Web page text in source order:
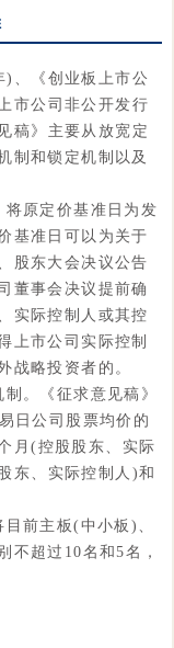
)、《创业板上市公
市公司非公开发行
稿》主要从放宽定
制和锁定机制以及
原定价基准日为发
基准日可以为关于
股东大会决议公告
董事会决议提前确
实际控制人或其控
上市公司实际控制
战略投资者的。
。《征求意见稿》
日公司股票均价的
月(控股股东、实际
东、实际控制人)和
前主板(中小板)、
不超过10名和5名，